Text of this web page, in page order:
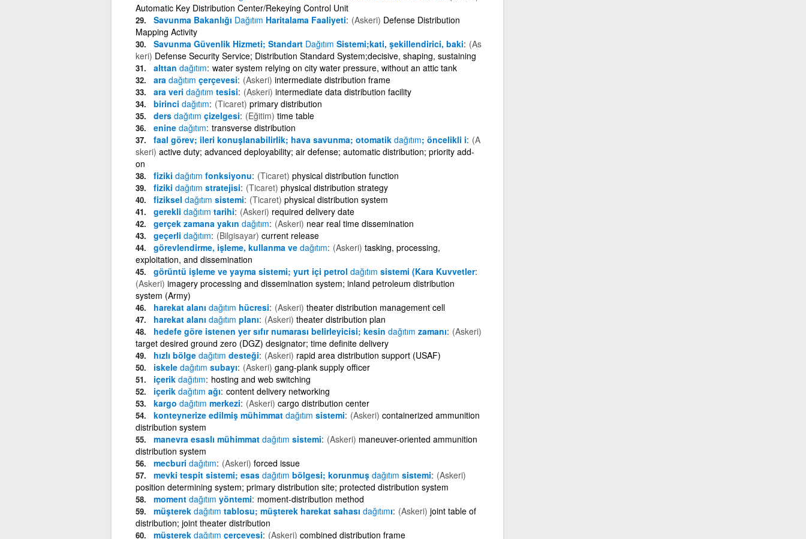
Automatic Key Distribution Center/Rekeying Control Unit
Savunma Bakanlığı Dağıtım Haritalama Faaliyeti (Askeri) Defense Distribution
Mapping Activity
Savunma Güvenlik Hizmeti; Standart Dağıtım Sistemi;kati, şekillendirici, baki (As
keri) Defense Security Service; Distribution Standard System;decisive, shaping, sustaining
alttan dağıtım water system relying on city water pressure, without an attic tank
ara dağıtım çerçevesi (Askeri) intermediate distribution frame
ara veri dağıtım tesisi (Askeri) intermediate data distribution facility
birinci dağıtım (Ticaret) primary distribution
ders dağıtım çizelgesi (Eğitim) time table
enine dağıtım transverse distribution
faal görev; ileri konuşlanabilirlik; hava savunma; otomatik dağıtım; öncelikli i (A
skeri) active duty; advanced deployability; air defense; automatic distribution; priority add-
on
fiziki dağıtım fonksiyonu (Ticaret) physical distribution function
fiziki dağıtım stratejisi (Ticaret) physical distribution strategy
fiziksel dağıtım sistemi (Ticaret) physical distribution system
gerekli dağıtım tarihi (Askeri) required delivery date
gerçek zamana yakın dağıtım (Askeri) near real time dissemination
geçerli dağıtım (Bilgisayar) current release
görevlendirme, işleme, kullanma ve dağıtım (Askeri) tasking, processing,
exploitation, and dissemination
görüntü işleme ve yayma sistemi; yurt içi petrol dağıtım sistemi (Kara Kuvvetler
(Askeri) imagery processing and dissemination system; inland petroleum distribution
system (Army)
harekat alanı dağıtım hücresi (Askeri) theater distribution management cell
harekat alanı dağıtım planı (Askeri) theater distribution plan
hedefe göre istenen yer sıfır numarası belirleyicisi; kesin dağıtım zamanı (Askeri)
target desired ground zero (DGZ) designator; time definite delivery
hızlı bölge dağıtım desteği (Askeri) rapid area distribution support (USAF)
iskele dağıtım subayı (Askeri) gang-plank supply officer
içerik dağıtım hosting and web switching
içerik dağıtım ağı content delivery networking
kargo dağıtım merkezi (Askeri) cargo distribution center
konteynerize edilmiş mühimmat dağıtım sistemi (Askeri) containerized ammunition
distribution system
manevra esaslı mühimmat dağıtım sistemi (Askeri) maneuver-oriented ammunition
distribution system
mecburi dağıtım (Askeri) forced issue
mevki tespit sistemi; esas dağıtım bölgesi; korunmuş dağıtım sistemi (Askeri)
position determining system; primary distribution site; protected distribution system
moment dağıtım yöntemi moment-distribution method
müşterek dağıtım tablosu; müşterek harekat sahası dağıtımı (Askeri) joint table of
distribution; joint theater distribution
müşterek dağıtım çerçevesi (Askeri) combined distribution frame